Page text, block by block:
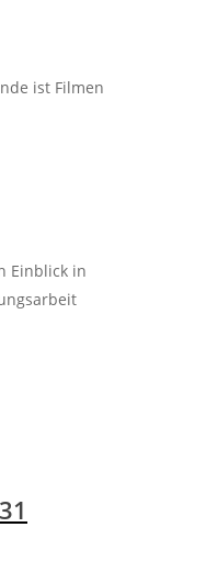
ist Filmen
Einblick in